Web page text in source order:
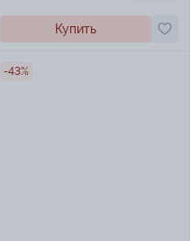
Купить
-43%